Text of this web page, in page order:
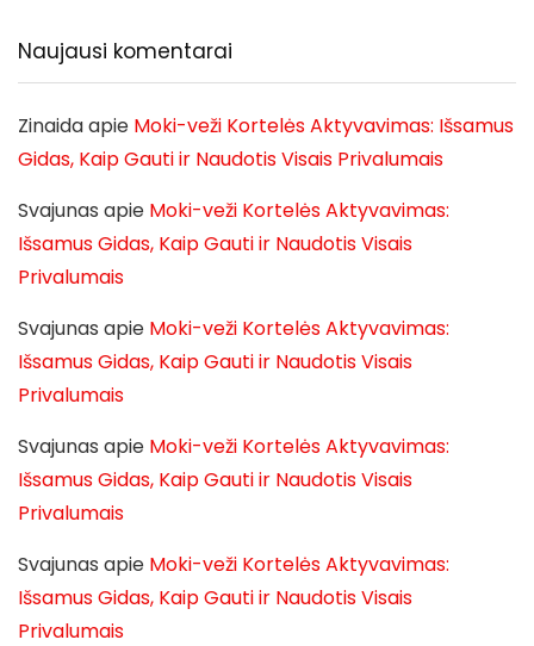
Naujausi komentarai
Zinaidaapie Moki-veži Kortelės Aktyvavimas: Išsamus
Gidas, Kaip Gauti ir Naudotis Visais Privalumais
Svajunas apie Moki-veži Kortelės Aktyvavimas:
Išsamus Gidas, Kaip Gauti ir Naudotis Visais
Privalumais
Svajunas apie Moki-veži Kortelės Aktyvavimas:
Išsamus Gidas, Kaip Gauti ir Naudotis Visais
Privalumais
Svajunas apie Moki-veži Kortelės Aktyvavimas:
Išsamus Gidas, Kaip Gauti ir Naudotis Visais
Privalumais
Svajunas apie Moki-veži Kortelės Aktyvavimas:
Išsamus Gidas, Kaip Gauti ir Naudotis Visais
Privalumais